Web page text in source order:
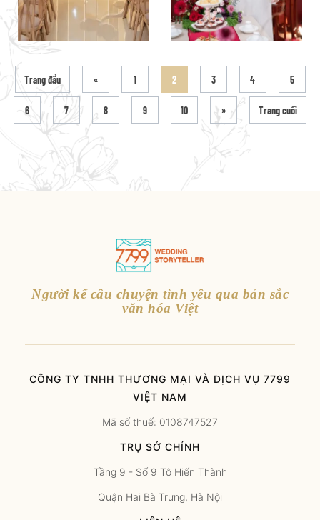
Trang đầu « 1 2 3 4 5
6 7 8 9 10 » Trang cuối
Người kể câu chuyện tình yêu qua bản sắc
văn hóa Việt
CÔNG TY TNHH THƯƠNG MẠI VÀ DỊCH VỤ 7799
VIỆT NAM
Mã số thuế: 0108747527
TRỤ SỞ CHÍNH
Tầng 9 - Số 9 Tô Hiến Thành
Quận Hai Bà Trưng, Hà Nội